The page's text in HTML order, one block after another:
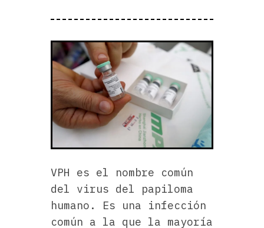
VPH es el nombre común
del virus del papiloma
humano. Es una infección
común a la que la mayoría